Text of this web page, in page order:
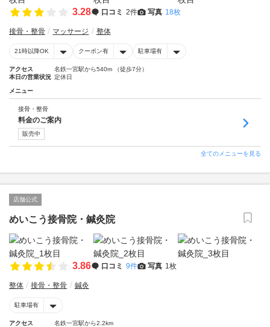
3.28 口コミ 2件 写真 18枚
接骨・整骨 マッサージ 整体
21時以降OK クーポン有 駐車場有
アクセス
名鉄一宮駅から540m （徒歩7分）
本日の営業状況 定休日
メニュー
接骨・整骨
料金のご案内
販売中
全てのメニューを見る
店舗公式
めいこう接骨院・鍼灸院
3.86 口コミ 9件 写真 1枚
整体 接骨・整骨 鍼灸
駐車場有
アクセス
名鉄一宮駅から2.2km